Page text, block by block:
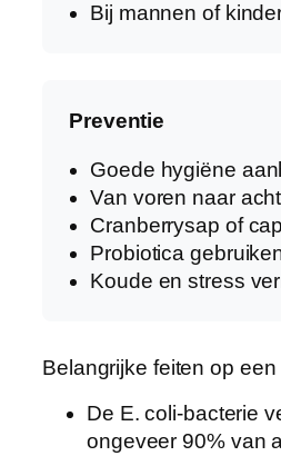
Bij mannen of
Preventie
Goede hygiëne
Van voren naar
Cranberrysap of
Probiotica
Koude en stress
Belangrijke feiten op een
De E. coli-bacterie
ongeveer 90% van